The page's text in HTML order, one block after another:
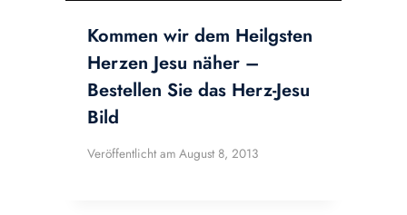
Kommen wir dem Heilgsten
Herzen Jesu näher –
Bestellen Sie das Herz-Jesu
Bild
Veröffentlicht am August 8, 2013